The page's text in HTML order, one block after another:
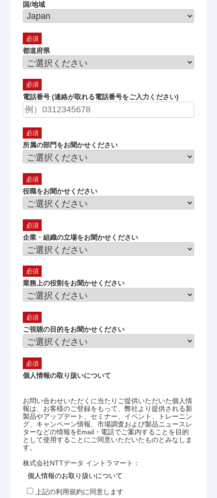
国/地域
都道府県
電話番号 (連絡が取れる電話番号をご入力ください)
所属の部門をお聞かせください
役職をお聞かせください
企業・組織の立場をお聞かせください
業務上の役割をお聞かせください
ご視聴の目的をお聞かせください
個人情報の取り扱いについて
お問い合わせいただくに当たりご提供いただいた個人情
報は、お客様のご登録をもって、弊社より提供される新
製品やアップデート、セミナー、イベント、トレーニン
グ、キャンペーン情報、市場調査および製品ニュースレ
ターなどの情報をEmail・電話でご案内することを目的
として使用することにご同意いただいたものとみなしま
す。
株式会社NTTデータ イントラマート：
個人情報のお取り扱いについて
上記の利用規約に同意します